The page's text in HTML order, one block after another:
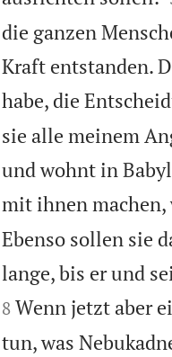
die ganzen
Kraft entstanden.
habe, die
sie alle meinem
und wohnt in
mit ihnen machen,
Ebenso sollen sie
lange, bis er und
8 Wenn jetzt aber
tun, was